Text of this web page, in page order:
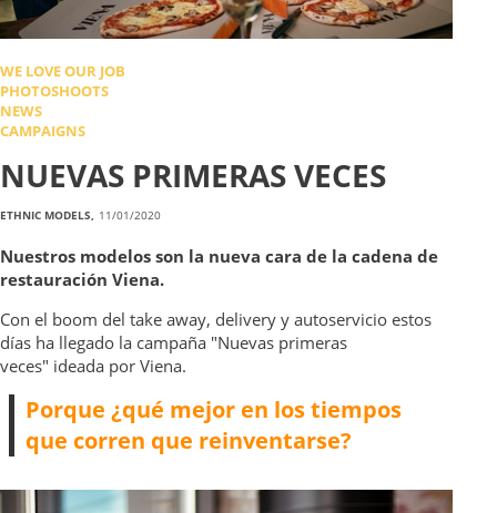
WE LOVE OUR JOB
PHOTOSHOOTS
NEWS
CAMPAIGNS
NUEVAS PRIMERAS VECES
ETHNIC MODELS, 11/01/2020
Nuestros modelos son la nueva cara de la cadena de
restauración Viena.
Con el boom del take away, delivery y autoservicio estos
días ha llegado la campaña "Nuevas primeras
veces" ideada por Viena.
Porque ¿qué mejor en los tiempos
que corren que reinventarse?